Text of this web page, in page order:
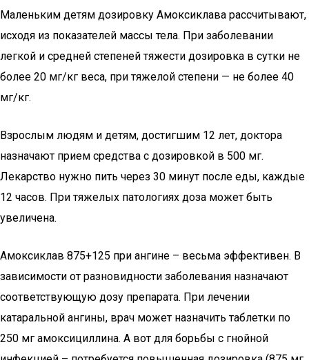
Маленьким детям дозировку Амоксиклава рассчитывают,
исходя из показателей массы тела. При заболевании
легкой и средней степеней тяжести дозировка в сутки не
более 20 мг/кг веса, при тяжелой степени — не более 40
мг/кг.
Взрослым людям и детям, достигшим 12 лет, доктора
назначают прием средства с дозировкой в 500 мг.
Лекарство нужно пить через 30 минут после еды, каждые
12 часов. При тяжелых патологиях доза может быть
увеличена.
Амоксиклав 875+125 при ангине – весьма эффективен. В
зависимости от разновидности заболевания назначают
соответствующую дозу препарата. При лечении
катаральной ангины, врач может назначить таблетки по
250 мг амоксициллина. А вот для борьбы с гнойной